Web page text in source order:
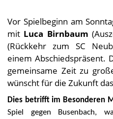
Vor Spielbeginn am
mit Luca Birnbaum
(Rückkehr zum SC
einem Abschiedspräsent.
gemeinsame Zeit zu
wünscht für die Zukunft
Dies betrifft im Besonderen
Spiel gegen Busenbach,